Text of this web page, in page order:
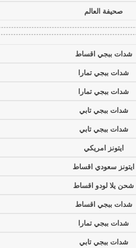
صحيفة العالم
شدات ببجي اقساط
شدات ببجي تمارا
شدات ببجي تمارا
شدات ببجي تابي
شدات ببجي تابي
ايتونز امريكي
ايتونز سعودي اقساط
شحن يلا لودو اقساط
شدات ببجي اقساط
شدات ببجي تمارا
شدات ببجي تابي